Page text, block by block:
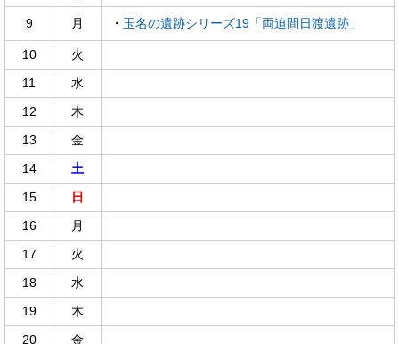
9 月 ・ 玉名の遺跡シリーズ19「両迫間日渡遺跡」
10
火
11
水
12
木
13
金
14
土
15
日
16
月
17
火
18
水
19
木
20
金